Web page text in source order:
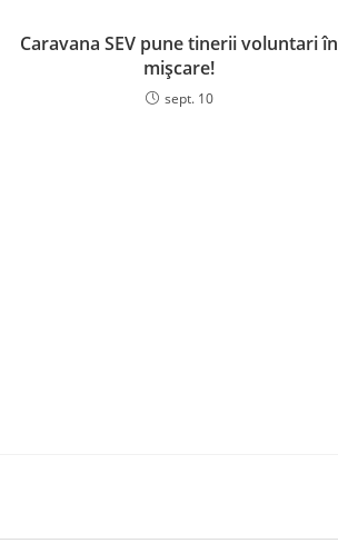
Caravana SEV pune tinerii voluntari în
mișcare!
sept. 10